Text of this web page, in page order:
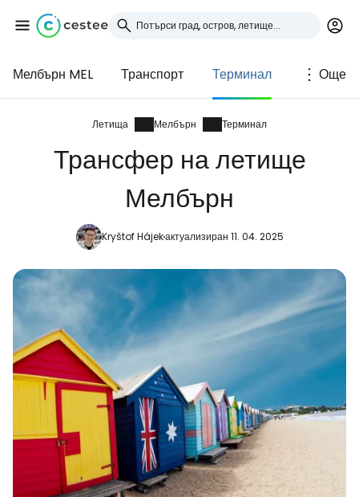
Мелбърн MEL Транспорт Терминал Още
Летища Мелбърн Терминал
Трансфер на летище
Мелбърн
Kryštof Hájekактуализиран 11. 04. 2025
Влезте в Cestee
... световната общност на туристите
Продължете с Google
Продължете с Facebook
Продължете с имейл